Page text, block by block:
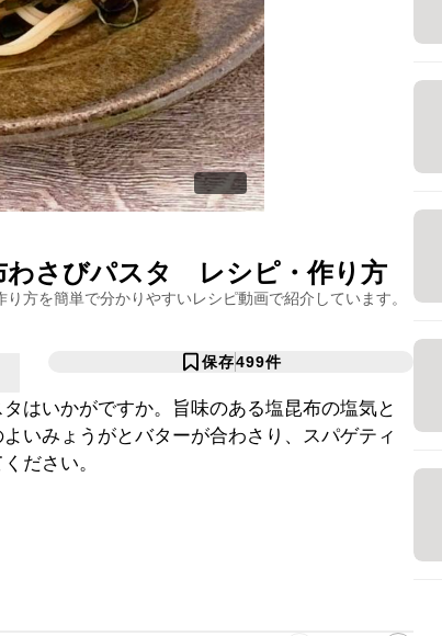
さびパスタ レシピ・作り方
り方を簡単で分かりやすいレシピ動画で紹介しています。
保存499件
はいかがですか。旨味のある塩昆布の塩気と
いみょうがとバターが合わさり、スパゲティ
ださい。